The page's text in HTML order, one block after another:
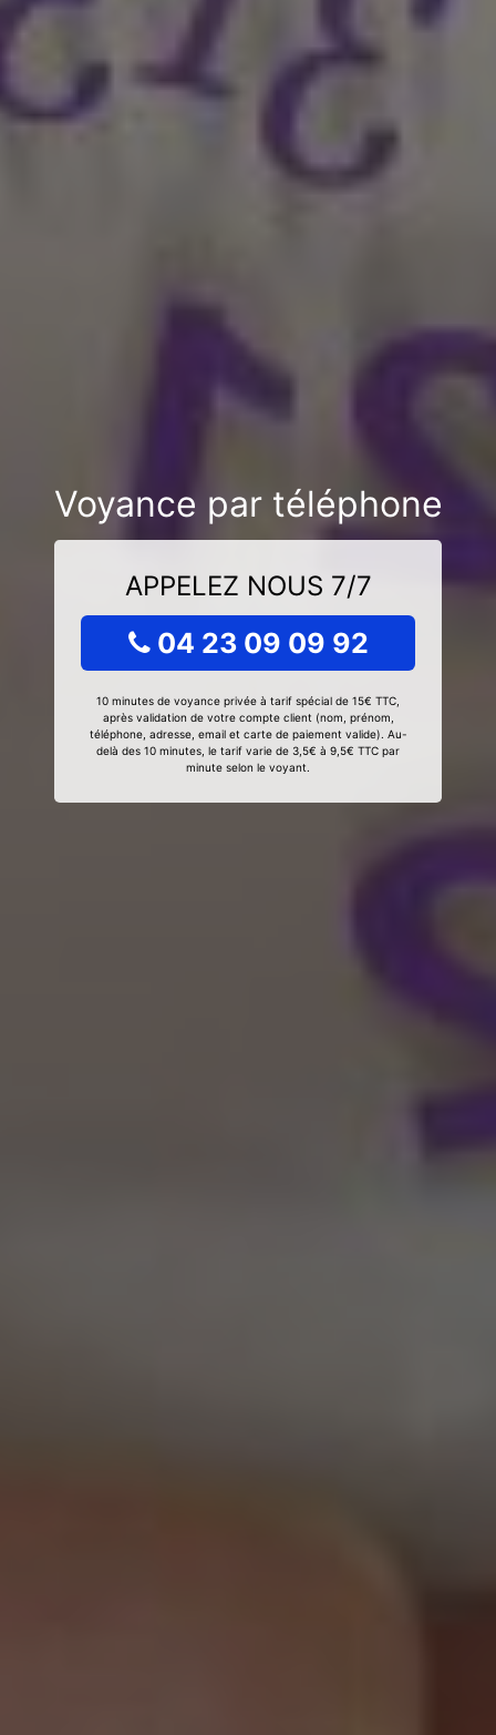
Voyance par téléphone
APPELEZ NOUS 7/7
04 23 09 09 92
10 minutes de voyance privée à tarif spécial de 15€ TTC,
après validation de votre compte client (nom, prénom,
téléphone, adresse, email et carte de paiement valide). Au-
delà des 10 minutes, le tarif varie de 3,5€ à 9,5€ TTC par
minute selon le voyant.